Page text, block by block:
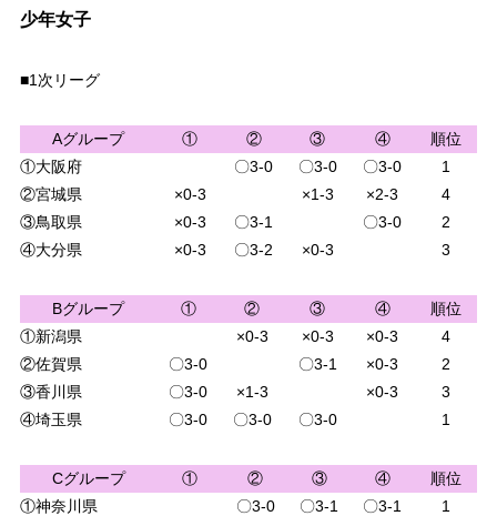
少年女子
■1次リーグ
Aグループ ① ② ③ ④
順位
①大阪府
〇3-0 〇3-0 〇3-0
1
②宮城県
×0-3 ×1-3 ×2-3
4
③鳥取県
×0-3 〇3-1 〇3-0
2
④大分県
×0-3 〇3-2 ×0-3 3
Bグループ ① ② ③ ④
順位
①新潟県
×0-3 ×0-3 ×0-3
4
②佐賀県
〇3-0 〇3-1 ×0-3
2
③香川県
〇3-0 ×1-3 ×0-3
3
④埼玉県
〇3-0 〇3-0 〇3-0 1
Cグループ ① ② ③ ④
順位
①神奈川県
〇3-0 〇3-1 〇3-1
1